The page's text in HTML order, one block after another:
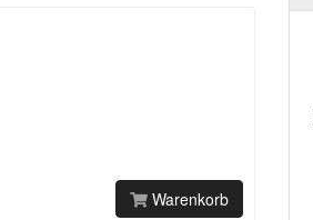
Warenkorb